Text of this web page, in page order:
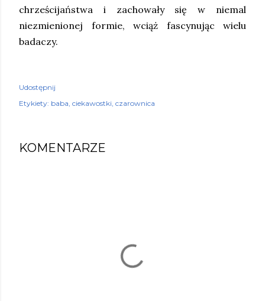
chrześcijaństwa i zachowały się w niemal
niezmienionej formie, wciąż fascynując wielu
badaczy.
Udostępnij
Etykiety: baba ciekawostki czarownica
KOMENTARZE